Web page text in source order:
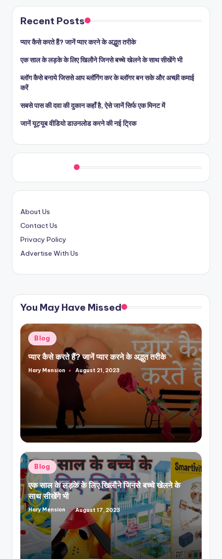
Recent Posts
प्यार कैसे करते हैं? जानें प्यार करने के अद्भुत तरीके
एक साल के लड़के के लिए खिलौने जिनसे बच्चे खेलने के साथ सीखेंगे भी
ब्लॉग कैसे बनाये जिससे आप ब्लॉगिंग कर के ब्लॉगर बन सके और अच्छी कमाई
करें
सबसे पास की दवा की दुकान कहाँ है, ऐसे जानें सिर्फ एक मिनट में
जानें यूट्यूब वीडियो डाउनलोड करने की नई ट्रिक
About Us
Contact Us
Privacy Policy
Advertise With Us
You May Have Missed
Posted
in
Blog
प्यार कैसे करते हैं? जानें प्यार करने के अद्भुत तरीके
Posted
by
Hary Mension August 21, 2023
Posted
in
Blog
एक साल के लड़के के लिए खिलौने जिनसे बच्चे खेलने के
साथ सीखेंगे भी
Posted
by
Hary Mension August 17, 2023